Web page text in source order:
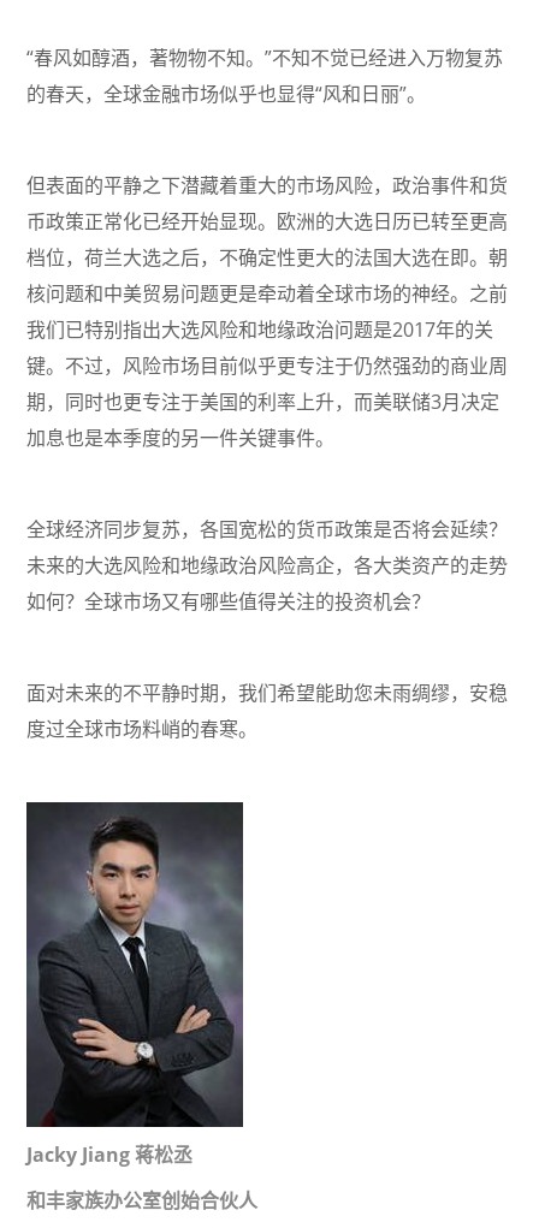
“春风如醇酒，著物物不知。”不知不觉已经进入万物复苏
的春天，全球金融市场似乎也显得“风和日丽”。
但表面的平静之下潜藏着重大的市场风险，政治事件和货
币政策正常化已经开始显现。欧洲的大选日历已转至更高
档位，荷兰大选之后，不确定性更大的法国大选在即。朝
核问题和中美贸易问题更是牵动着全球市场的神经。之前
我们已特别指出大选风险和地缘政治问题是2017年的关
键。不过，风险市场目前似乎更专注于仍然强劲的商业周
期，同时也更专注于美国的利率上升，而美联储3月决定
加息也是本季度的另一件关键事件。
全球经济同步复苏，各国宽松的货币政策是否将会延续？
未来的大选风险和地缘政治风险高企，各大类资产的走势
如何？全球市场又有哪些值得关注的投资机会？
面对未来的不平静时期，我们希望能助您未雨绸缪，安稳
度过全球市场料峭的春寒。
Jacky Jiang 蒋松丞
和丰家族办公室创始合伙人